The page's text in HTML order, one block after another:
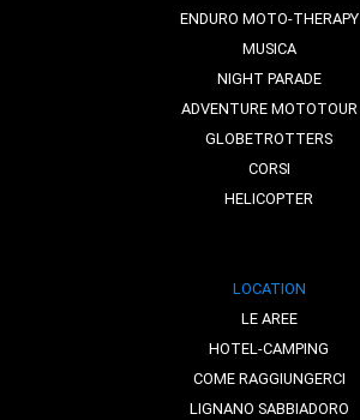
ENDURO MOTO-THERAPY
MUSICA
NIGHT PARADE
ADVENTURE MOTOTOUR
GLOBETROTTERS
CORSI
HELICOPTER
LOCATION
LE AREE
HOTEL-CAMPING
COME RAGGIUNGERCI
LIGNANO SABBIADORO